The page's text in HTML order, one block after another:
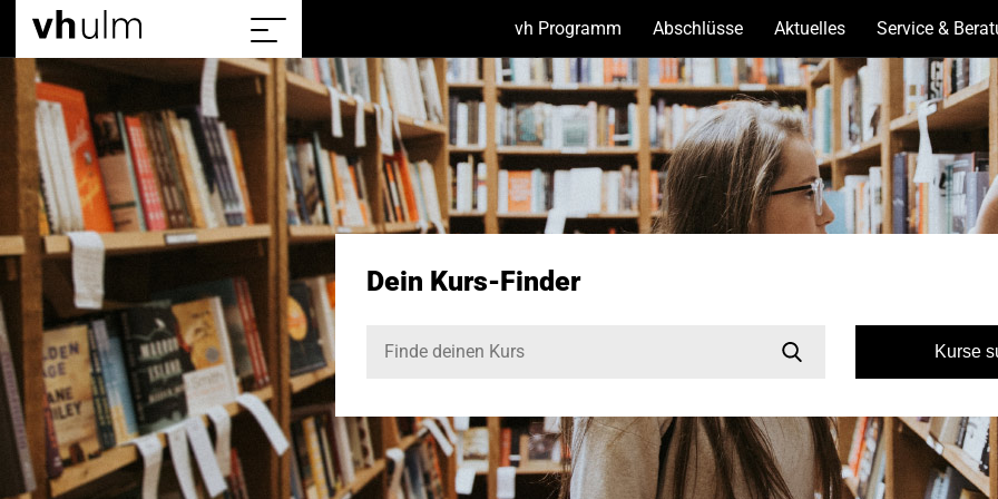
Sitemap
einblenden/ausblenden
vh Programm (Unterseiten
anzeigen)
Abschlüsse(Unterseiten
anzeigen)
Aktuelles(Unterseiten
anzeigen)
Service &
Dein Kurs-Finder
Kurse